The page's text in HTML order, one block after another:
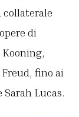
collaterale
di
fino ai
Lucas.